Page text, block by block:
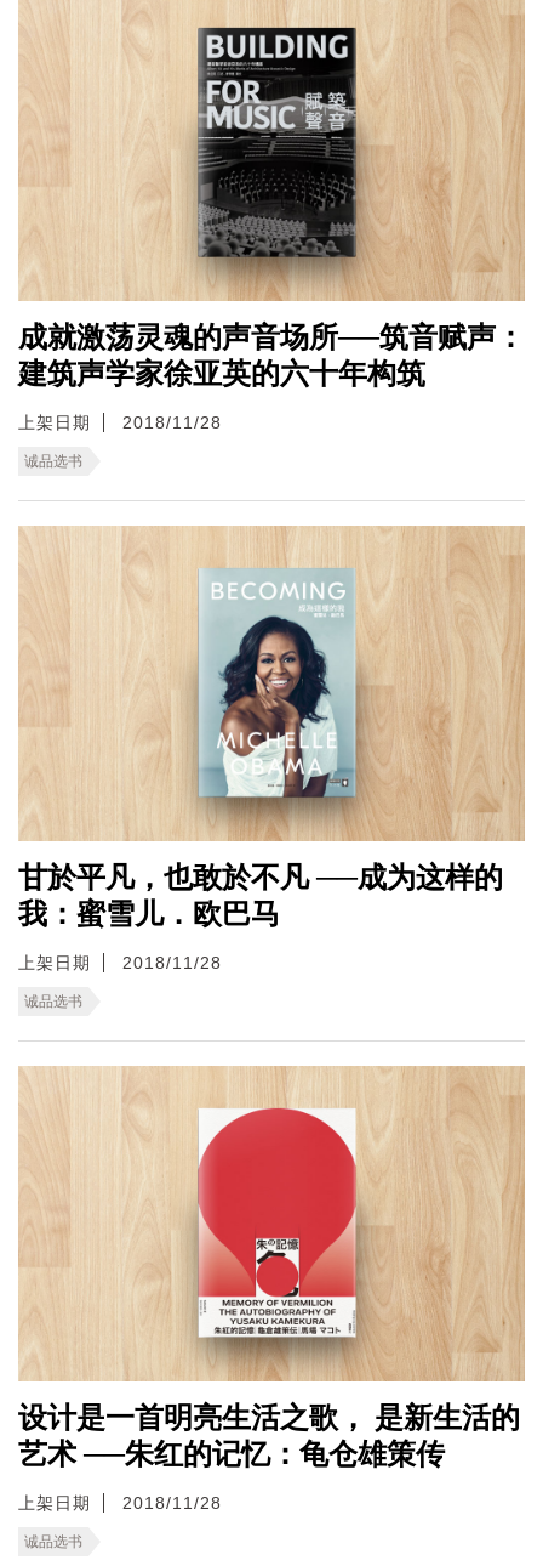
成就激荡灵魂的声音场所──筑音赋声：
建筑声学家徐亚英的六十年构筑
上架日期 2018/11/28
诚品选书
甘於平凡，也敢於不凡 ──成为这样的
我：蜜雪儿．欧巴马
上架日期 2018/11/28
诚品选书
设计是一首明亮生活之歌， 是新生活的
艺术 ──朱红的记忆：龟仓雄策传
上架日期 2018/11/28
诚品选书